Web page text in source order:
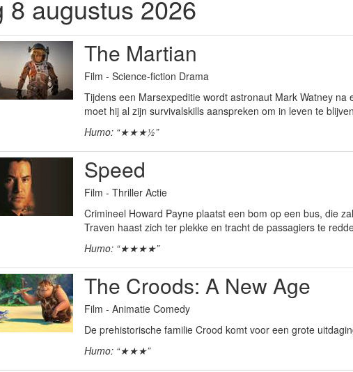
8 augustus 2026
The Martian
Film - Science-fiction Drama
Tijdens een Marsexpeditie wordt astronaut Mark Watney
moet hij al zijn survivalskills aanspreken om in leven te
Humo: “★★★½”
Speed
Film - Thriller Actie
Crimineel Howard Payne plaatst een bom op een bus, die
Traven haast zich ter plekke en tracht de passagiers te
Humo: “★★★★”
The Croods: A New Age
Film - Animatie Comedy
De prehistorische familie Crood komt voor een grote
Humo: “★★★”